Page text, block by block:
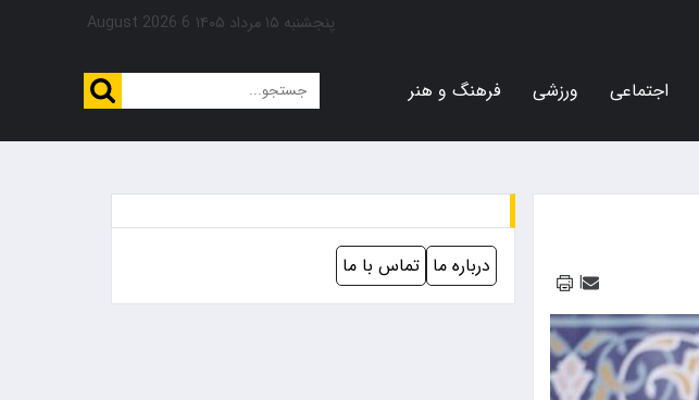
پنجشنبه ۱۵ مرداد ۱۴۰۵ 6 August 2026
اجتماعی ورزشی فرهنگ و هنر
|
درباره ما تماس با ما